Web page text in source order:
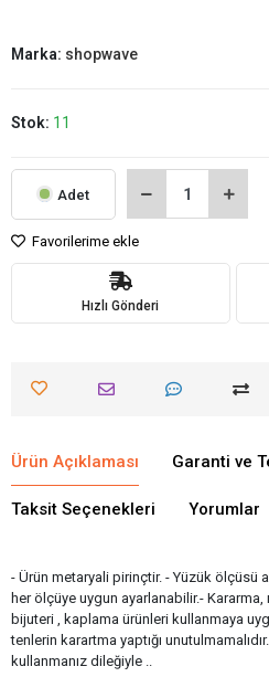
Marka: shopwave
Stok: 11
Adet
Favorilerime ekle
Hızlı Gönderi
Ürün Açıklaması Garanti ve
Taksit Seçenekleri Yorumlar
- Ürün metaryali pirinçtir. - Yüzük ölçüsü
her ölçüye uygun ayarlanabilir.-
bijuteri , kaplama ürünleri kullanmaya
tenlerin karartma yaptığı
kullanmanız dileğiyle ..